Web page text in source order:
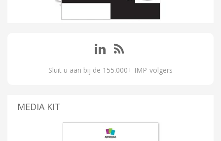
Sluit u aan bij de 155.000+ IMP-volgers
MEDIA KIT